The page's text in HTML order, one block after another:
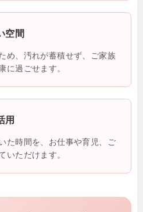
空間
め、汚れが蓄積せず、ご家族
に過ごせます。
用
た時間を、お仕事や育児、ご
いただけます。